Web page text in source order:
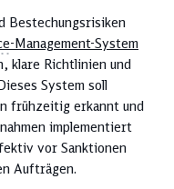
Bestechungsrisiken
-Management-System
klare Richtlinien und
System soll
frühzeitig erkannt und
implementiert
vor Sanktionen
Aufträgen.